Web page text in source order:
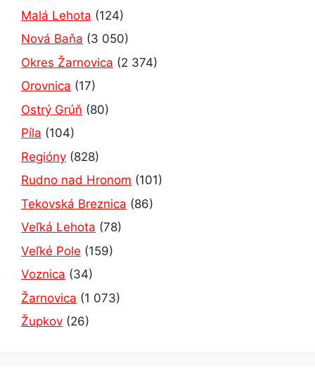
Malá Lehota (124)
Nová Baňa (3 050)
Okres Žarnovica (2 374)
Orovnica (17)
Ostrý Grúň (80)
Píla (104)
Regióny (828)
Rudno nad Hronom (101)
Tekovská Breznica (86)
Veľká Lehota (78)
Veľké Pole (159)
Voznica (34)
Žarnovica (1 073)
Župkov (26)